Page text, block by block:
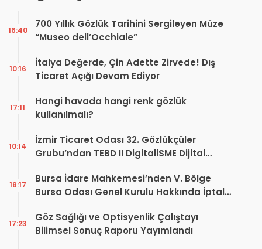
700 Yıllık Gözlük Tarihini Sergileyen Müze
“Museo dell’Occhiale”
16:40
İtalya Değerde, Çin Adette Zirvede! Dış
Ticaret Açığı Devam Ediyor
10:16
Hangi havada hangi renk gözlük
kullanılmalı?
17:11
İzmir Ticaret Odası 32. Gözlükçüler
Grubu’ndan TEBD II DigitaliSME Dijital
10:14
Bursa İdare Mahkemesi’nden V. Bölge
Bursa Odası Genel Kurulu Hakkında İptal
18:17
Göz Sağlığı ve Optisyenlik Çalıştayı
Bilimsel Sonuç Raporu Yayımlandı
17:23